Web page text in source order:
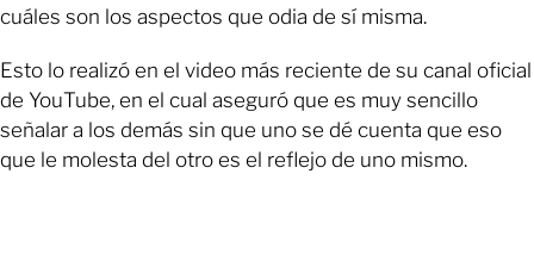
cuáles son los aspectos que odia de sí misma.
Esto lo realizó en el video más reciente de su canal oficial
de YouTube, en el cual aseguró que es muy sencillo
señalar a los demás sin que uno se dé cuenta que eso
que le molesta del otro es el reflejo de uno mismo.